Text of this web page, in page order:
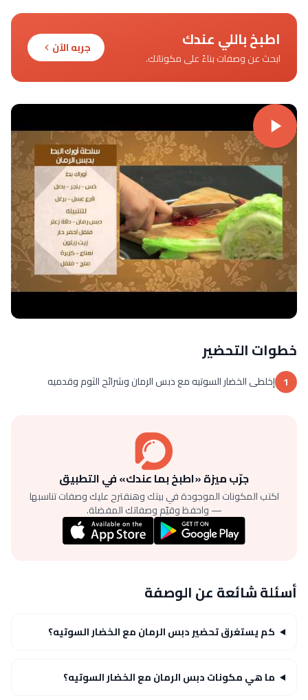
اطبخ باللي عندك
ابحث عن وصفات بناءً على مكوناتك.
جربه الآن
خطوات التحضير
1 إخلطى الخضار السوتيه مع دبس الرمان وشرائح الثوم وقدميه
جرّب ميزة «اطبخ بما عندك» في التطبيق
اكتب المكونات الموجودة في بيتك وهنقترح عليك وصفات تناسبها
— واحفظ وقيّم وصفاتك المفضلة.
أسئلة شائعة عن الوصفة
كم يستغرق تحضير دبس الرمان مع الخضار السوتيه؟
ما هي مكونات دبس الرمان مع الخضار السوتيه؟